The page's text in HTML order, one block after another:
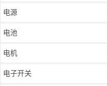
电源
电池
电机
电子开关